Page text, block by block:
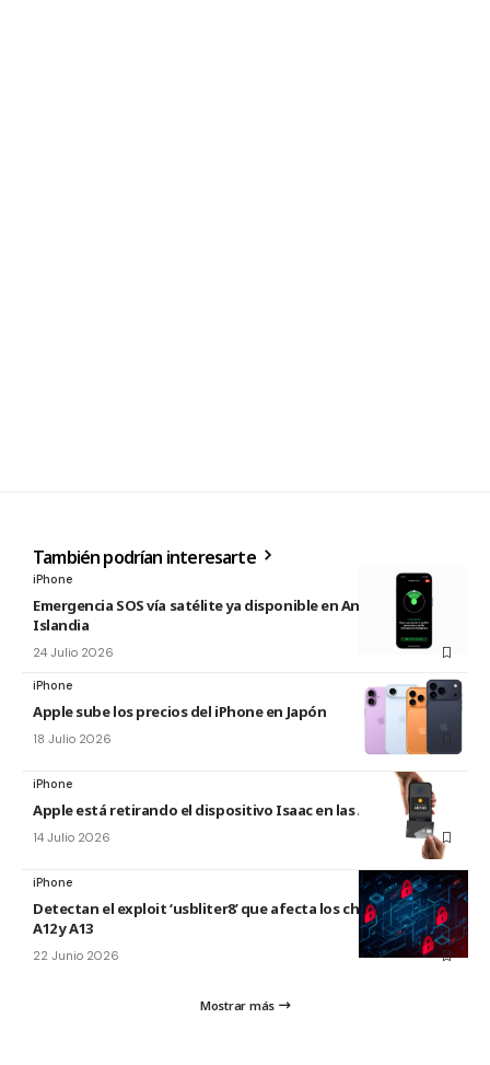
También podrían interesarte
iPhone
Emergencia SOS vía satélite ya disponible en Andorra e
Islandia
24 Julio 2026
iPhone
Apple sube los precios del iPhone en Japón
18 Julio 2026
iPhone
Apple está retirando el dispositivo Isaac en las Apple Store
14 Julio 2026
iPhone
Detectan el exploit ‘usbliter8’ que afecta los chips de Apple
A12 y A13
22 Junio 2026
Mostrar más